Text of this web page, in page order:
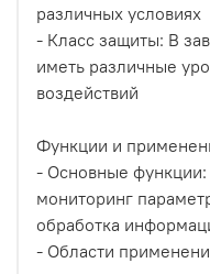
различных условиях
- Класс защиты: В
иметь различные
воздействий
Функции и
- Основные
мониторинг
обработка
- Области